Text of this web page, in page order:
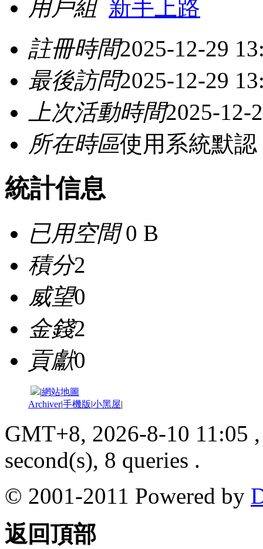
用戶組 新手上路
註冊時間2025-12-29
最後訪問2025-12-29
上次活動時間2025-12-
所在時區使用系統默認
統計信息
已用空間0 B
積分2
威望0
金錢2
貢獻0
|網站地圖
Archiver|手機版|小黑屋|
GMT+8, 2026-8-10 11:05
second(s), 8 queries .
© 2001-2011 Powered by
返回頂部